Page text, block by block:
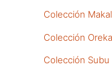
Colección
Colección Oreka
Colección Subu